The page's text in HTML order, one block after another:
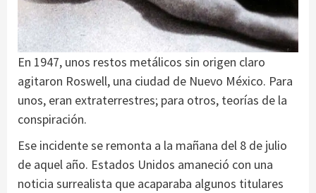
En 1947, unos restos metálicos sin origen claro
agitaron Roswell, una ciudad de Nuevo México. Para
unos, eran extraterrestres; para otros, teorías de la
conspiración.
Ese incidente se remonta a la mañana del 8 de julio
de aquel año. Estados Unidos amaneció con una
noticia surrealista que acaparaba algunos titulares